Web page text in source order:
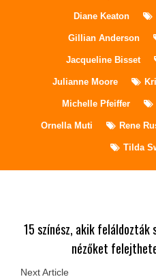
Diane Keaton
Gillian Anderson
Jacqueline Bisset
Julianne Moore
Michelle Pfeiffer
Ornella Muti Rene
Tilda
15 színész, akik feláldozták
nézőket
Next Article